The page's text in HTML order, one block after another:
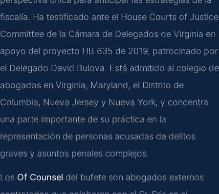
fiscalía. Ha testificado ante el House Courts of Justice
Committee de la Cámara de Delegados de Virginia en
apoyo del proyecto HB 635 de 2019, patrocinado por
el Delegado David Bulova. Está admitido al colegio de
abogados en Virginia, Maryland, el Distrito de
Columbia, Nueva Jersey y Nueva York, y concentra
una parte importante de su práctica en la
representación de personas acusadas de delitos
graves y asuntos penales complejos.
Los Of Counsel del bufete son abogados externos